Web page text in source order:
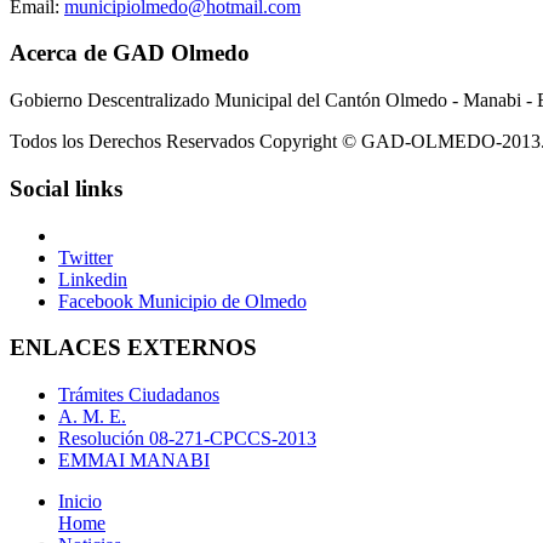
Email: municipiolmedo@hotmail.com
Acerca de GAD Olmedo
Gobierno Descentralizado Municipal del Cantón Olmedo - Manabi -
Todos los Derechos Reservados Copyright © GAD-OLMEDO-2013.
Social links
Twitter
Linkedin
Facebook Municipio de Olmedo
ENLACES EXTERNOS
Trámites Ciudadanos
A. M. E.
Resolución 08-271-CPCCS-2013
EMMAI MANABI
Inicio
Home